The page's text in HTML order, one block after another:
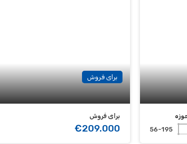
56-195
برای فروش
برای فروش
€209.000